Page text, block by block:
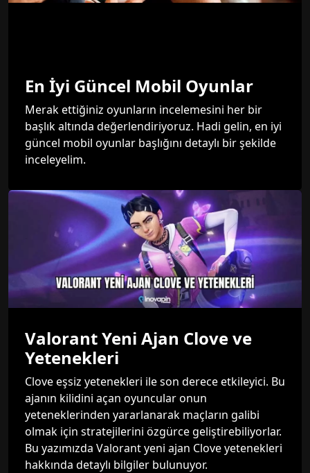
En İyi Güncel Mobil Oyunlar
Merak ettiğiniz oyunların incelemesini her bir
başlık altında değerlendiriyoruz. Hadi gelin, en iyi
güncel mobil oyunlar başlığını detaylı bir şekilde
inceleyelim.
Valorant Yeni Ajan Clove ve
Yetenekleri
Clove eşsiz yetenekleri ile son derece etkileyici. Bu
ajanın kilidini açan oyuncular onun
yeteneklerinden yararlanarak maçların galibi
olmak için stratejilerini özgürce geliştirebiliyorlar.
Bu yazımızda Valorant yeni ajan Clove yetenekleri
hakkında detaylı bilgiler bulunuyor.